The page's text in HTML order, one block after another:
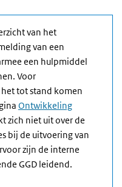
van het
van een
een hulpmiddel
Voor
tot stand komen
Ontwikkeling
zich niet uit over de
bij de uitvoering van
zijn de interne
GGD leidend.